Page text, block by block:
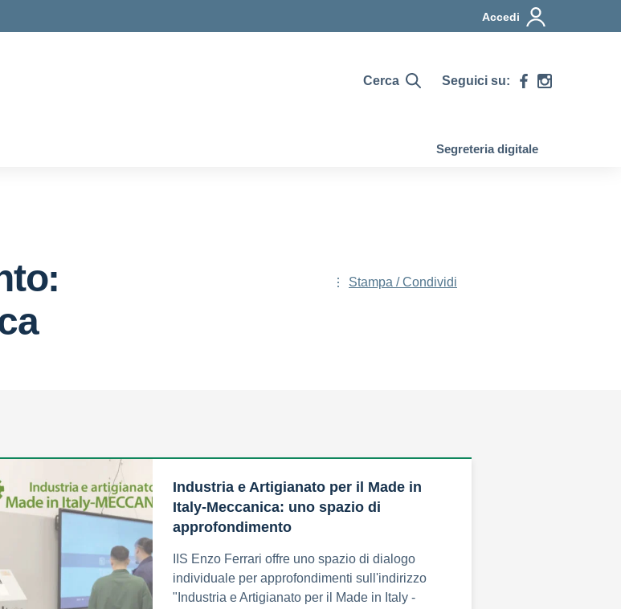
Accedi
Cerca Seguici su:
Segreteria digitale
Stampa / Condividi
Industria e Artigianato per il Made in
Italy-Meccanica: uno spazio di
approfondimento
IIS Enzo Ferrari offre uno spazio di dialogo
individuale per approfondimenti sull'indirizzo
"Industria e Artigianato per il Made in Italy -